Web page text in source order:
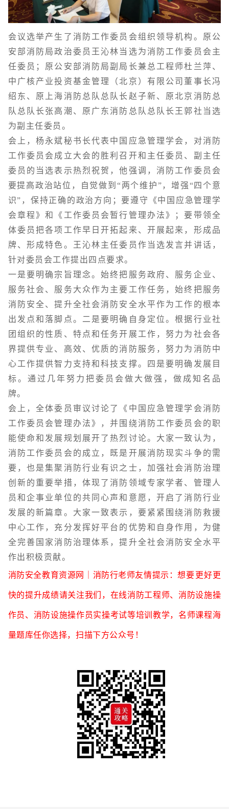
会议选举产生了消防工作委员会组织领导机构。原公
安部消防局政治委员王沁林当选为消防工作委员会主
任委员；原公安部消防局副局长兼总工程师杜兰萍、
中广核产业投资基金管理（北京）有限公司董事长冯
绍东、原上海消防总队总队长赵子新、原北京消防总
队总队长张高潮、原广东消防总队总队长王郭社当选
为副主任委员。
会上，杨永斌秘书长代表中国应急管理学会，对消防
工作委员会成立大会的胜利召开和主任委员、副主任
委员的当选表示热烈祝贺，他强调，消防工作委员会
要提高政治站位，自觉做到“两个维护”，增强“四个意
识”，保持正确的政治方向；要遵守《中国应急管理学
会章程》和《工作委员会暂行管理办法》；要带领全
体委员把各项工作早日开拓起来、开展起来，形成品
牌、形成特色。王沁林主任委员作当选发言并讲话，
针对委员会工作提出四点要求。
一是要明确宗旨理念。始终把服务政府、服务企业、
服务社会、服务大众作为主要工作任务，始终把服务
消防安全、提升全社会消防安全水平作为工作的根本
出发点和落脚点。二是要明确自身定位。根据行业社
团组织的性质、特点和任务开展工作，努力为社会各
界提供专业、高效、优质的消防服务，努力为消防中
心工作提供智力支持和科技支撑。四是要明确发展目
标。通过几年努力把委员会做大做强，做成知名品
牌。
会上，全体委员审议讨论了《中国应急管理学会消防
工作委员会管理办法》，并围绕消防工作委员会的职
能使命和发展规划展开了热烈讨论。大家一致认为，
消防工作委员会的成立，既是开展消防现实斗争的需
要，也是集聚消防行业有识之士，加强社会消防治理
创新的重要举措，体现了消防领域专家学者、管理人
员和企事业单位的共同心声和意愿，开启了消防行业
发展的新篇章。大家一致表示，要紧紧围绕消防救援
中心工作，充分发挥好平台的优势和自身作用，为健
全完善国家消防治理体系，提升全社会消防安全水平
作出积极贡献。
消防安全教育资源网 消防行老师友情提示：想要更好更
快的提升成绩请关注我们，在线消防工程师、消防设施操
作员、消防设施操作员实操考试等培训教学，名师课程海
量题库任你选择，扫描下方公众号！